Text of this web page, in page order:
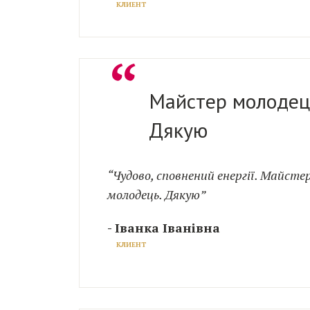
КЛИЕНТ
“ Майстер
Дякую
“Чудово, сповнений енергії.
молодець. Дякую”
- Іванка Іванівна
КЛИЕНТ